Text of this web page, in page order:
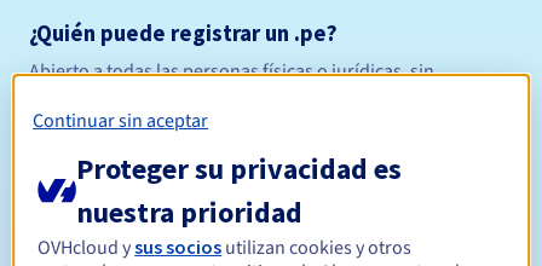
¿Quién puede registrar un .pe?
Abierto a todas las personas físicas o jurídicas, sin
Período de registro
Continuar sin aceptar
Proteger su privacidad es
nuestra prioridad
OVHcloud ysus socios utilizan cookies y otros